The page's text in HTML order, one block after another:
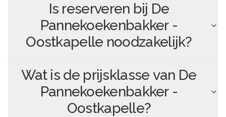
Is reserveren bij De
Pannekoekenbakker -
Oostkapelle noodzakelijk?
Wat is de prijsklasse van De
Pannekoekenbakker -
Oostkapelle?